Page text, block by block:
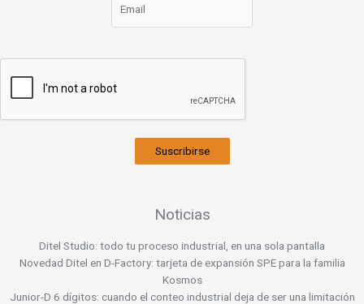
Suscribirse
Noticias
Ditel Studio: todo tu proceso industrial, en una sola pantalla
Novedad Ditel en D-Factory: tarjeta de expansión SPE para la familia
Kosmos
Junior-D 6 dígitos: cuando el conteo industrial deja de ser una limitación